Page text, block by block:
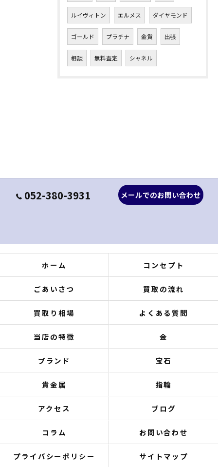
ルイヴィトン エルメス ダイヤモンド
ゴールド プラチナ 金貨 出張
相談 無料査定 シャネル
052-380-3931 メールでのお問い合わせ
ホーム コンセプト
ごあいさつ 買取の流れ
買取り相場 よくある質問
当店の特徴 金
ブランド 宝石
貴金属 指輪
アクセス ブログ
コラム お問い合わせ
プライバシーポリシー サイトマップ